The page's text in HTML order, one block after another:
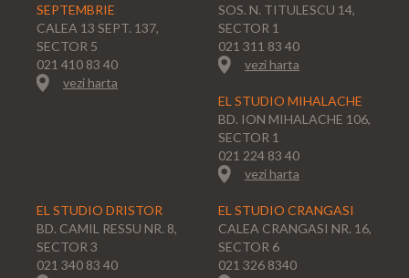
SEPTEMBRIE
CALEA 13 SEPT. 137,
SECTOR 5
021 410 83 40
vezi harta
SOS. N. TITULESCU 14,
SECTOR 1
021 311 83 40
vezi harta
EL STUDIO MIHALACHE
BD. ION MIHALACHE 106,
SECTOR 1
021 224 83 40
vezi harta
EL STUDIO DRISTOR
BD. CAMIL RESSU NR. 8,
SECTOR 3
021 340 83 40
EL STUDIO CRANGASI
CALEA CRANGASI NR. 16,
SECTOR 6
021 326 8340